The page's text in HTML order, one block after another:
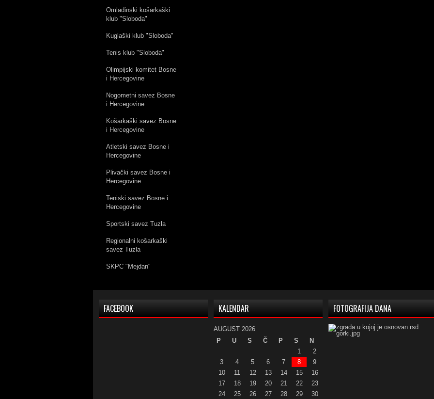
Omladinski košarkaški
klub "Sloboda"
Kuglaški klub "Sloboda"
Tenis klub "Sloboda"
Olimpijski komitet Bosne
i Hercegovine
Nogometni savez Bosne
i Hercegovine
Košarkaški savez Bosne
i Hercegovine
Atletski savez Bosne i
Hercegovine
Plivački savez Bosne i
Hercegovine
Teniski savez Bosne i
Hercegovine
Sportski savez Tuzla
Regionalni košarkaški
savez Tuzla
SKPC "Mejdan"
FACEBOOK KALENDAR
AUGUST 2026
P
U S Č P S
N
1
2
3
4 5 6 7 8
9
10
11 12 13 14 15
16
17
18 19 20 21 22
23
24
25 26 27 28 29 30
FOTOGRAFIJA DANA